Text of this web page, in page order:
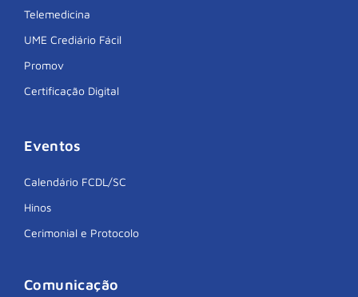
Telemedicina
UME Crediário Fácil
Promov
Certificação Digital
Eventos
Calendário FCDL/SC
Hinos
Cerimonial e Protocolo
Comunicação